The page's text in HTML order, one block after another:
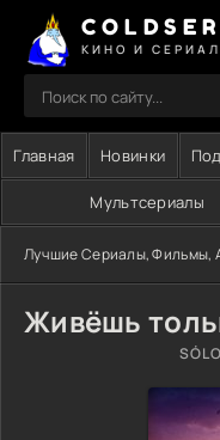
Главная Новинки
Мультсериалы
Лучшие Сериалы, Фильмы,
Живёшь